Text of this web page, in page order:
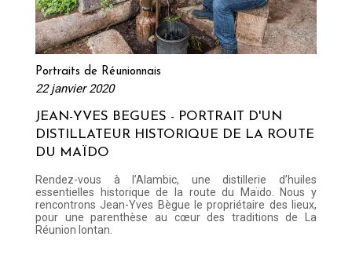
Portraits de Réunionnais
22 janvier 2020
JEAN-YVES BEGUES - PORTRAIT D'UN
DISTILLATEUR HISTORIQUE DE LA ROUTE
DU MAÏDO
Rendez-vous à l’Alambic, une distillerie d’huiles
essentielles historique de la route du Maïdo. Nous y
rencontrons Jean-Yves Bègue le propriétaire des lieux,
pour une parenthèse au cœur des traditions de La
Réunion lontan.